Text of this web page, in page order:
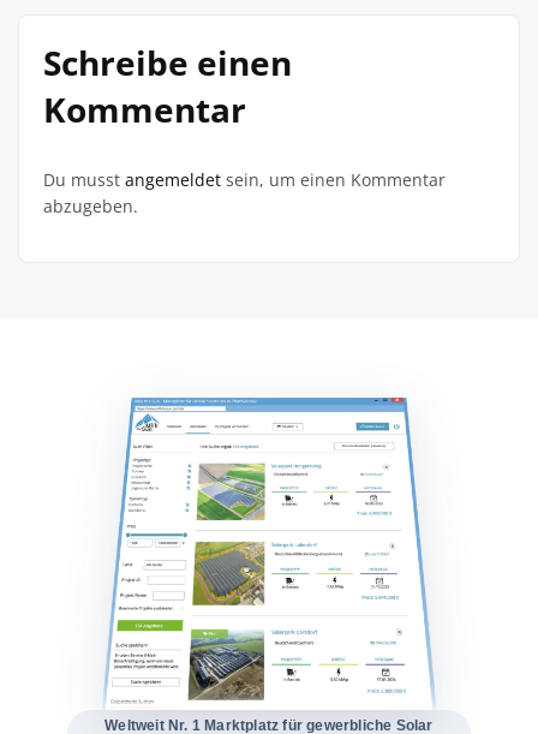
Schreibe einen
Kommentar
Du musst angemeldet sein, um einen Kommentar
abzugeben.